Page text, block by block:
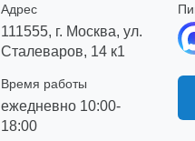
Адрес
111555, г. Москва, ул.
Сталеваров, 14 к1
Время работы
ежедневно 10:00-
18:00